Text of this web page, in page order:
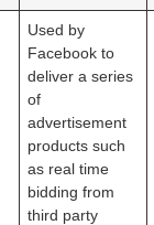
Used by
Facebook to
deliver a series
of
advertisement
products such
as real time
bidding from
third party